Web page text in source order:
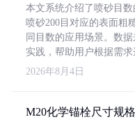
本文系统介绍了喷砂目
喷砂200目对应的表面粗
同目数的应用场景。数
实践，帮助用户根据需求
2026年8月4日
M20化学锚栓尺寸规